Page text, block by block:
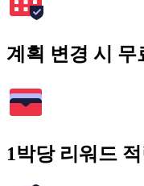
계획 변경 시 무
1박당 리워드 적